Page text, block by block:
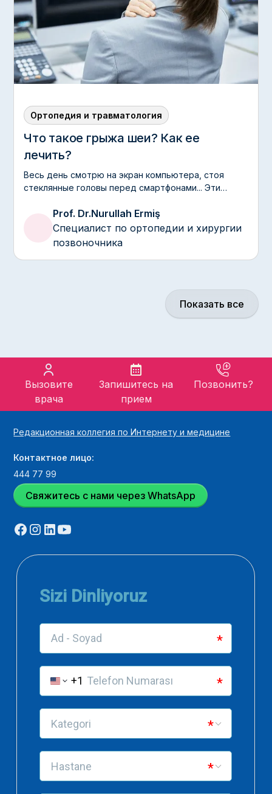
Ортопедия и травматология
Что такое грыжа шеи? Как ее
лечить?
Весь день смотрю на экран компьютера, стоя
стеклянные головы перед смартфонами... Эти
ложатся тяжелым бременем на нее — самую
деликатную и деликатную область звонящего.
Часто боль в шее, которую мы передаем словами
распространяется на кисти рук и концы пальцев,
Prof. Dr.Nurullah Ermiş
Специалист по ортопедии и хирургии
позвоночника
Показать все
Вызовите
врача
Запишитесь на
прием
Позвонить?
Редакционная коллегия по Интернету и медицине
Контактное лицо:
444 77 99
Свяжитесь с нами через WhatsApp